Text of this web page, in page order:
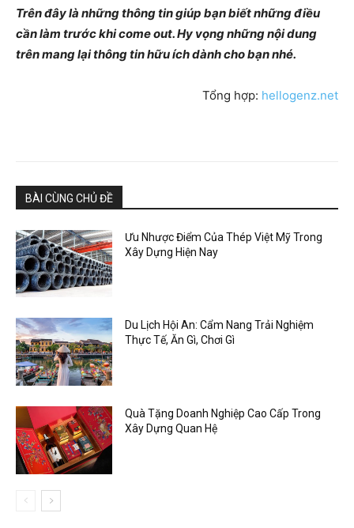
Trên đây là những thông tin giúp bạn biết những điều
cần làm trước khi come out. Hy vọng những nội dung
trên mang lại thông tin hữu ích dành cho bạn nhé.
Tổng hợp: hellogenz.net
BÀI CÙNG CHỦ ĐỀ
Ưu Nhược Điểm Của Thép Việt Mỹ Trong
Xây Dựng Hiện Nay
Du Lịch Hội An: Cẩm Nang Trải Nghiệm
Thực Tế, Ăn Gì, Chơi Gì
Quà Tặng Doanh Nghiệp Cao Cấp Trong
Xây Dựng Quan Hệ